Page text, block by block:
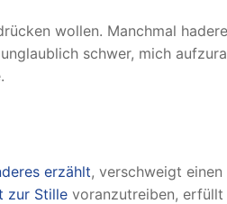
wollen. Manchmal
schwer, mich
erzählt, verschweigt einen
zur Stille voranzutreiben, erfüllt